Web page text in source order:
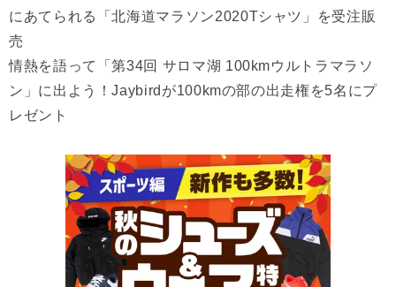
にあてられる「北海道マラソン2020Tシャツ」を受注販
売
情熱を語って「第34回 サロマ湖 100kmウルトラマラソ
ン」に出よう！Jaybirdが100kmの部の出走権を5名にプ
レゼント